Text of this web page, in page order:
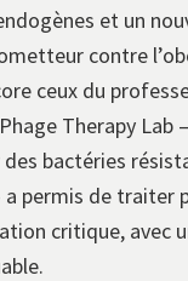
et un
contre
ceux du
Therapy
bactéries
permis de traiter
critique, avec